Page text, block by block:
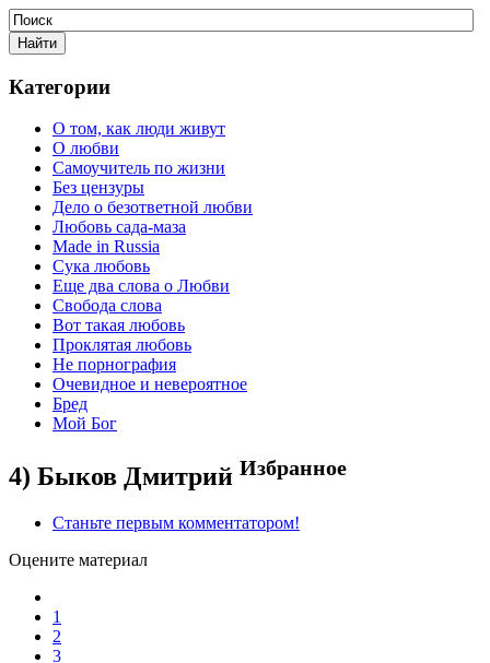
Категории
О том, как люди живут
О любви
Самоучитель по жизни
Без цензуры
Дело о безответной любви
Любовь сада-маза
Made in Russia
Сука любовь
Еще два слова о Любви
Свобода слова
Вот такая любовь
Проклятая любовь
Не порнография
Очевидное и невероятное
Бред
Мой Бог
4) Быков Дмитрий Избранное
Станьте первым комментатором!
Оцените материал
1
2
3